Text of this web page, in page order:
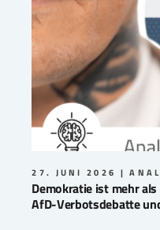
27. JUNI 2026
Demokratie ist mehr
AfD-Verbotsdebatte